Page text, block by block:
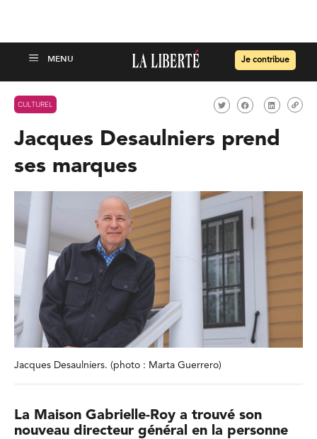
Je contribue
CULTUREL
Jacques Desaulniers prend
ses marques
Jacques Desaulniers. (photo : Marta Guerrero)
La Maison Gabrielle-Roy a trouvé son
nouveau directeur général en la personne